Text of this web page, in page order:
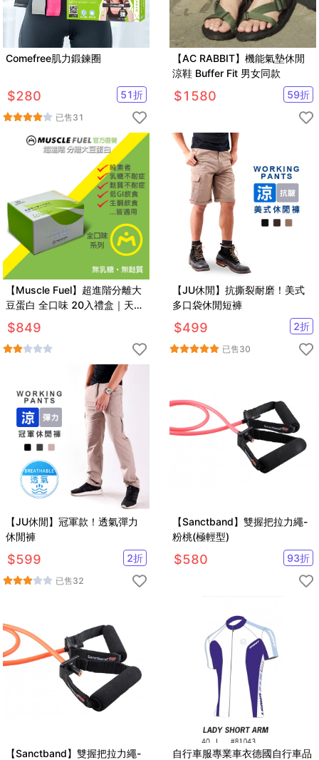
Comefree肌力鍛鍊圈
$280 51折
已售31
【AC RABBIT】機能氣墊休閒
涼鞋 Buffer Fit 男女同款
$1580 59折
【Muscle Fuel】超進階分離大
豆蛋白 全口味 20入禮盒｜天然
無化學味｜素食者 適用
$849
【JU休閒】抗撕裂耐磨！美式
多口袋休閒短褲
$499 2折
已售30
【JU休閒】冠軍款！透氣彈力
休閒褲
$599 2折
已售32
【Sanctband】雙握把拉力繩-
粉桃(極輕型)
$580 93折
【Sanctband】雙握把拉力繩-
自行車服專業車衣德國自行車品